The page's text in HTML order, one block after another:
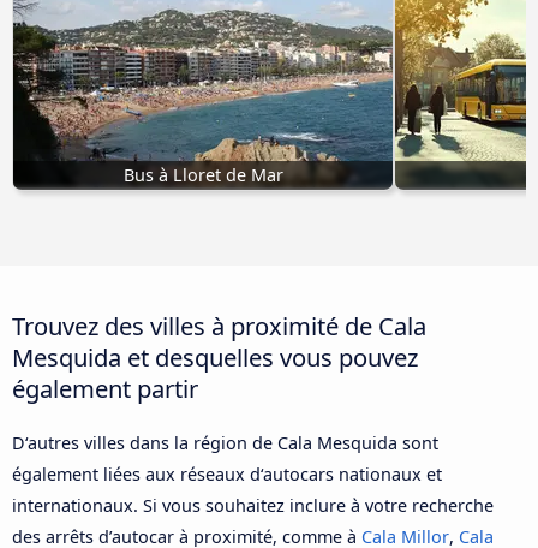
Bus à Lloret de Mar
Trouvez des villes à proximité de Cala
Mesquida et desquelles vous pouvez
également partir
D‘autres villes dans la région de Cala Mesquida sont
également liées aux réseaux d‘autocars nationaux et
internationaux. Si vous souhaitez inclure à votre recherche
des arrêts d’autocar à proximité, comme à Cala Millor, Cala